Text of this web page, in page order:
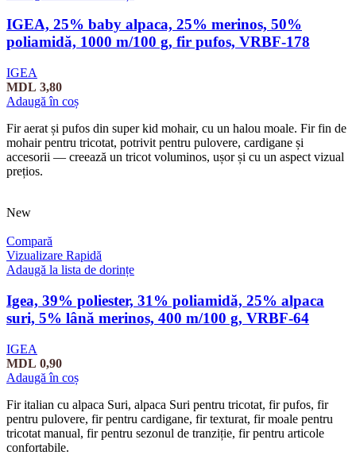
IGEA, 25% baby alpaca, 25% merinos, 50%
poliamidă, 1000 m/100 g, fir pufos, VRBF-178
IGEA
MDL 3,80
Adaugă în coș
Fir aerat și pufos din super kid mohair, cu un halou moale. Fir fin de
mohair pentru tricotat, potrivit pentru pulovere, cardigane și
accesorii — creează un tricot voluminos, ușor și cu un aspect vizual
prețios.
New
Compară
Vizualizare Rapidă
Adaugă la lista de dorințe
Igea, 39% poliester, 31% poliamidă, 25% alpaca
suri, 5% lână merinos, 400 m/100 g, VRBF-64
IGEA
MDL 0,90
Adaugă în coș
Fir italian cu alpaca Suri, alpaca Suri pentru tricotat, fir pufos, fir
pentru pulovere, fir pentru cardigane, fir texturat, fir moale pentru
tricotat manual, fir pentru sezonul de tranziție, fir pentru articole
confortabile.